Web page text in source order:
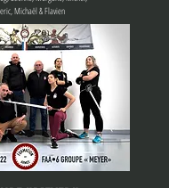
Michaël & Flavien